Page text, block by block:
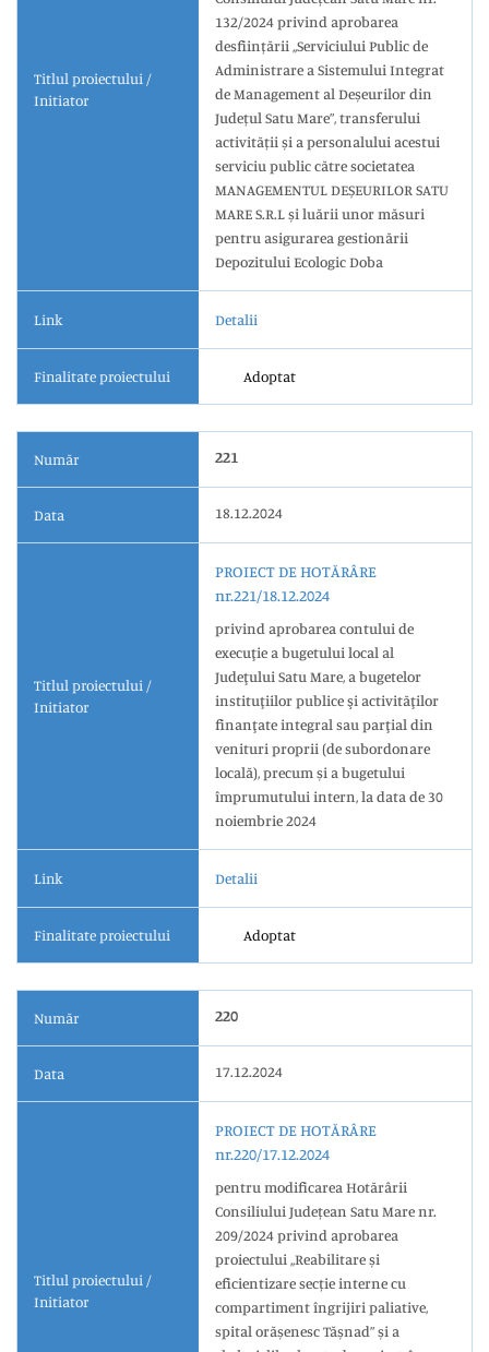
Titlul proiectului /
Initiator
132/2024 privind aprobarea
desființării ,,Serviciului Public de
Administrare a Sistemului Integrat
de Management al Deșeurilor din
Județul Satu Mare”, transferului
activității și a personalului acestui
serviciu public către societatea
MANAGEMENTUL DEȘEURILOR SATU
MARE S.R.L și luării unor măsuri
pentru asigurarea gestionării
Depozitului Ecologic Doba
Link Detalii
Finalitate proiectului Adoptat
Număr 221
Data 18.12.2024
Titlul proiectului /
Initiator
PROIECT DE HOTĂRÂRE
nr.221/18.12.2024
privind aprobarea contului de
execuţie a bugetului local al
Judeţului Satu Mare, a bugetelor
instituţiilor publice şi activităţilor
finanţate integral sau parţial din
venituri proprii (de subordonare
locală), precum și a bugetului
împrumutului intern, la data de 30
noiembrie 2024
Link Detalii
Finalitate proiectului Adoptat
Număr 220
Data 17.12.2024
Titlul proiectului /
Initiator
PROIECT DE HOTĂRÂRE
nr.220/17.12.2024
pentru modificarea Hotărârii
Consiliului Județean Satu Mare nr.
209/2024 privind aprobarea
proiectului ,,Reabilitare și
eficientizare secție interne cu
compartiment îngrijiri paliative,
spital orășenesc Tășnad” și a